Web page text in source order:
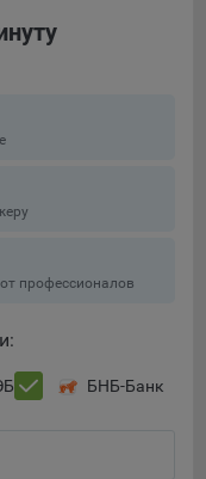
целевой
Яндекс.Метрика,
не более года;
аналитических
хранятся во
не позволяет
сайта, в том числе
исходя из
профессионалов
БНБ-Банк